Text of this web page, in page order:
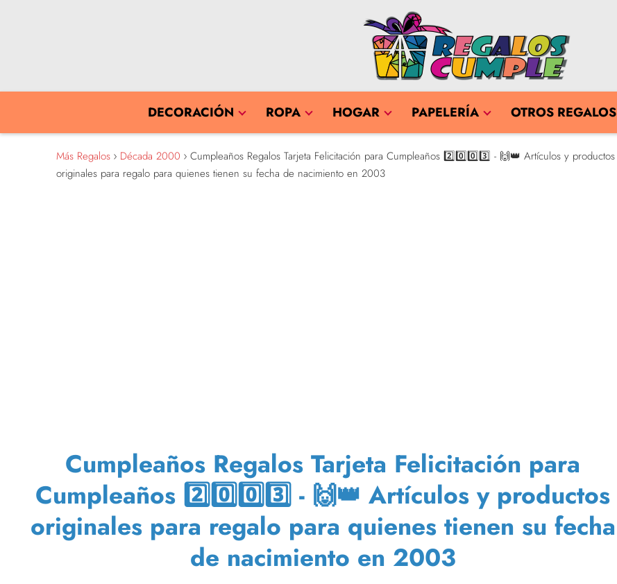
DECORACIÓN ROPA HOGAR PAPELERÍA OTROS REGALOS
Más Regalos Década 2000
Cumpleaños Regalos Tarjeta Felicitación para Cumpleaños 2️⃣0️⃣0️⃣3️⃣ - 🙌👑 Artículos y productos
originales para regalo para quienes tienen su fecha de nacimiento en 2003
Cumpleaños Regalos Tarjeta Felicitación para
Cumpleaños 2️⃣0️⃣0️⃣3️⃣ - 🙌👑 Artículos y productos
originales para regalo para quienes tienen su fecha
de nacimiento en 2003